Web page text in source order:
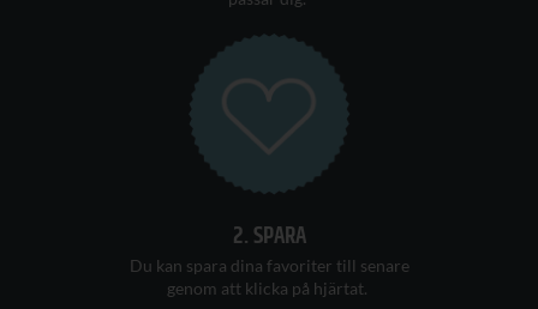
2. SPARA
Du kan spara dina favoriter till senare
genom att klicka på hjärtat.